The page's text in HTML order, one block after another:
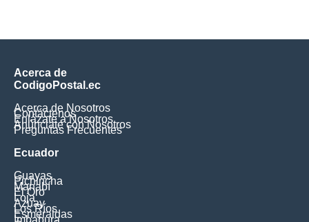
Acerca de
CodigoPostal.ec
Acerca de Nosotros
Contáctenos
Enlázate a Nosotros
Anúnciate con Nosotros
Preguntas Frecuentes
Ecuador
Guayas
Pichincha
Manabí
El Oro
Loja
Azuay
Los Ríos
Esmeraldas